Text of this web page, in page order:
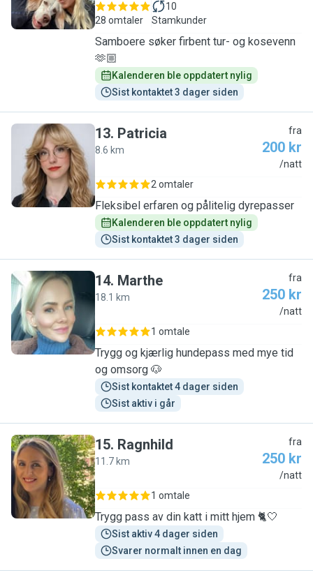
28 omtaler
10
Stamkunder
Samboere søker firbent tur- og kosevenn
🫶🏼
Kalenderen ble oppdatert nylig
Sist kontaktet 3 dager siden
P
13. Patricia
8.6 km
fra
200 kr
/natt
2 omtaler
Fleksibel erfaren og pålitelig dyrepasser
Kalenderen ble oppdatert nylig
Sist kontaktet 3 dager siden
M
14. Marthe
18.1 km
fra
250 kr
/natt
1 omtale
Trygg og kjærlig hundepass med mye tid
og omsorg 🐶
Sist kontaktet 4 dager siden
Sist aktiv i går
R
15. Ragnhild
11.7 km
fra
250 kr
/natt
1 omtale
Trygg pass av din katt i mitt hjem 🐈🤍
Sist aktiv 4 dager siden
Svarer normalt innen en dag